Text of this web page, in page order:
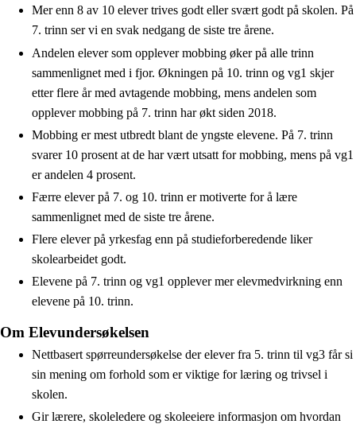
Mer enn 8 av 10 elever trives godt eller svært godt på skolen. På
7. trinn ser vi en svak nedgang de siste tre årene.
Andelen elever som opplever mobbing øker på alle trinn
sammenlignet med i fjor. Økningen på 10. trinn og vg1 skjer
etter flere år med avtagende mobbing, mens andelen som
opplever mobbing på 7. trinn har økt siden 2018.
Mobbing er mest utbredt blant de yngste elevene. På 7. trinn
svarer 10 prosent at de har vært utsatt for mobbing, mens på vg1
er andelen 4 prosent.
Færre elever på 7. og 10. trinn er motiverte for å lære
sammenlignet med de siste tre årene.
Flere elever på yrkesfag enn på studieforberedende liker
skolearbeidet godt.
Elevene på 7. trinn og vg1 opplever mer elevmedvirkning enn
elevene på 10. trinn.
Om Elevundersøkelsen
Nettbasert spørreundersøkelse der elever fra 5. trinn til vg3 får si
sin mening om forhold som er viktige for læring og trivsel i
skolen.
Gir lærere, skoleledere og skoleeiere informasjon om hvordan